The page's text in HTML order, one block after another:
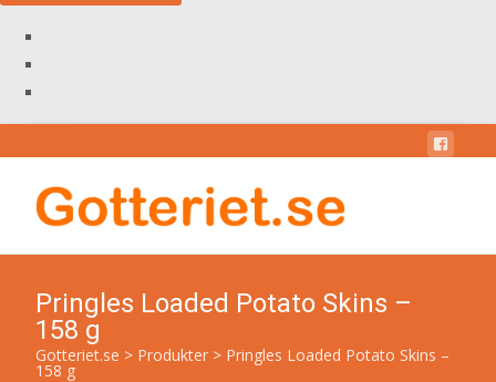
Pringles Loaded Potato Skins –
158 g
Gotteriet.se > Produkter > Pringles Loaded Potato Skins –
158 g